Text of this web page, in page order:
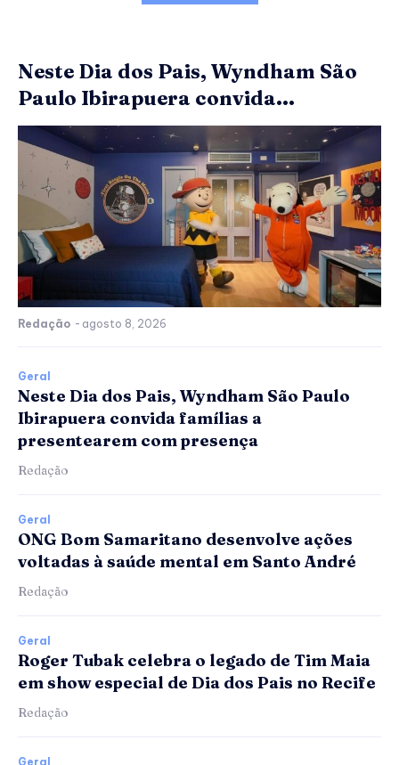
Neste Dia dos Pais, Wyndham São
Paulo Ibirapuera convida...
Redação - agosto 8, 2026
Geral
Neste Dia dos Pais, Wyndham São Paulo
Ibirapuera convida famílias a
presentearem com presença
Redação
Geral
ONG Bom Samaritano desenvolve ações
voltadas à saúde mental em Santo André
Redação
Geral
Roger Tubak celebra o legado de Tim Maia
em show especial de Dia dos Pais no Recife
Redação
Geral